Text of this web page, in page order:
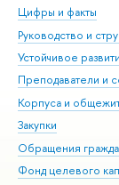
Цифры и факты
Руководство и
Устойчивое
Преподаватели и
Корпуса и
Закупки
Обращения
Фонд целевого